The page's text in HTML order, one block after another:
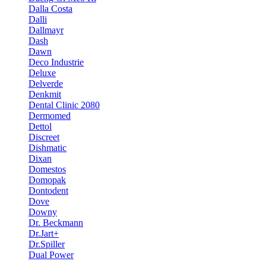
Dalla Costa
Dalli
Dallmayr
Dash
Dawn
Deco Industrie
Deluxe
Delverde
Denkmit
Dental Clinic 2080
Dermomed
Dettol
Discreet
Dishmatic
Dixan
Domestos
Domopak
Dontodent
Dove
Downy
Dr. Beckmann
Dr.Jart+
Dr.Spiller
Dual Power